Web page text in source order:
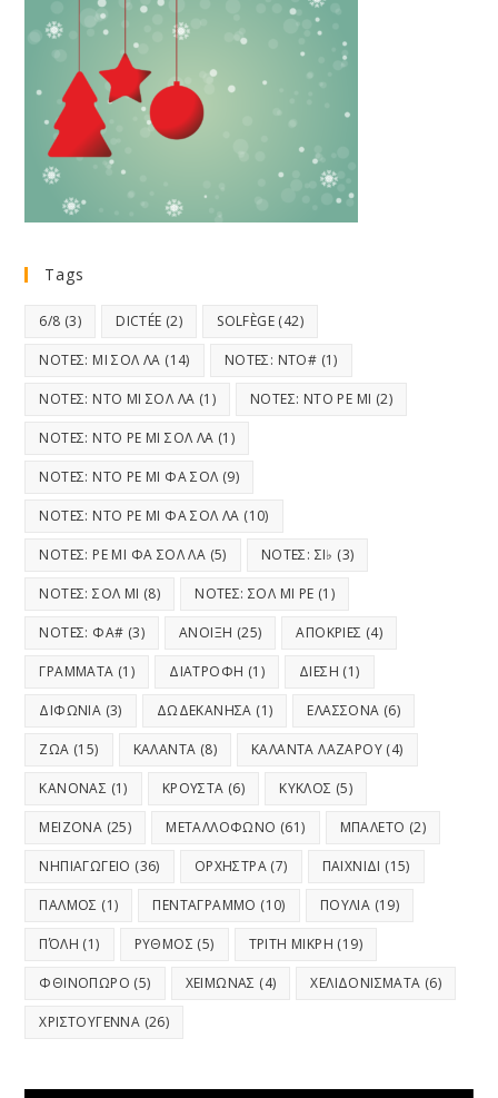
Tags
6/8 (3) DICTÉE (2) SOLFÈGE (42)
ΝΟΤΕΣ: ΜΙ ΣΟΛ ΛΑ (14) ΝΟΤΕΣ: ΝΤΟ# (1)
ΝΟΤΕΣ: ΝΤΟ ΜΙ ΣΟΛ ΛΑ (1) ΝΟΤΕΣ: ΝΤΟ ΡΕ ΜΙ (2)
ΝΟΤΕΣ: ΝΤΟ ΡΕ ΜΙ ΣΟΛ ΛΑ (1)
ΝΟΤΕΣ: ΝΤΟ ΡΕ ΜΙ ΦΑ ΣΟΛ (9)
ΝΟΤΕΣ: ΝΤΟ ΡΕ ΜΙ ΦΑ ΣΟΛ ΛΑ (10)
ΝΟΤΕΣ: ΡΕ ΜΙ ΦΑ ΣΟΛ ΛΑ (5) ΝΟΤΕΣ: ΣΙ♭ (3)
ΝΟΤΕΣ: ΣΟΛ ΜΙ (8) ΝΟΤΕΣ: ΣΟΛ ΜΙ ΡΕ (1)
ΝΟΤΕΣ: ΦΑ# (3) ΑΝΟΙΞΗ (25) ΑΠΟΚΡΙΕΣ (4)
ΓΡΑΜΜΑΤΑ (1) ΔΙΑΤΡΟΦΗ (1) ΔΙΕΣΗ (1)
ΔΙΦΩΝΙΑ (3) ΔΩΔΕΚΑΝΗΣΑ (1) ΕΛΑΣΣΟΝΑ (6)
ΖΩΑ (15) ΚΑΛΑΝΤΑ (8) ΚΑΛΑΝΤΑ ΛΑΖΑΡΟΥ (4)
ΚΑΝΟΝΑΣ (1) ΚΡΟΥΣΤΑ (6) ΚΥΚΛΟΣ (5)
ΜΕΙΖΟΝΑ (25) ΜΕΤΑΛΛΟΦΩΝΟ (61) ΜΠΑΛΕΤΟ (2)
ΝΗΠΙΑΓΩΓΕΙΟ (36) ΟΡΧΗΣΤΡΑ (7) ΠΑΙΧΝΙΔΙ (15)
ΠΑΛΜΟΣ (1) ΠΕΝΤΑΓΡΑΜΜΟ (10) ΠΟΥΛΙΑ (19)
ΠΌΛΗ (1) ΡΥΘΜΟΣ (5) ΤΡΙΤΗ ΜΙΚΡΗ (19)
ΦΘΙΝΟΠΩΡΟ (5) ΧΕΙΜΩΝΑΣ (4) ΧΕΛΙΔΟΝΙΣΜΑΤΑ (6)
ΧΡΙΣΤΟΥΓΕΝΝΑ (26)